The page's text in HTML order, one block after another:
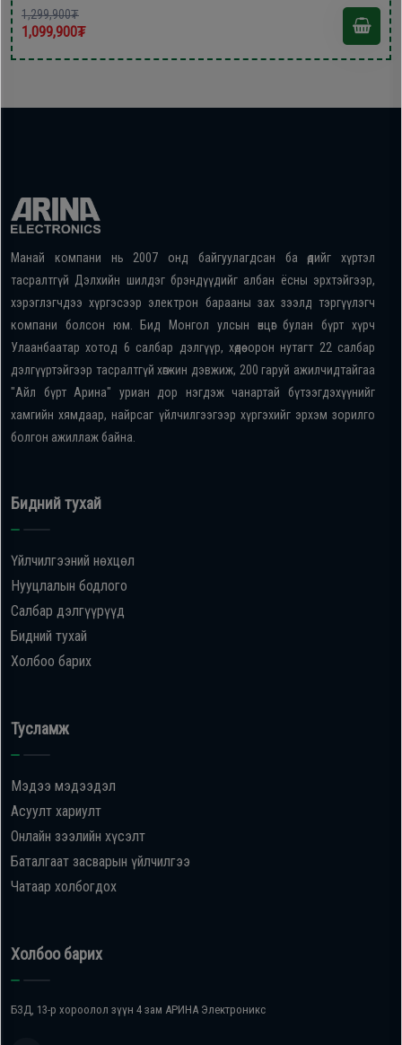
1,299,900₮
1,099,900₮
Манай компани нь 2007 онд байгуулагдсан ба өдийг хүртэл
тасралтгүй Дэлхийн шилдэг брэндүүдийг албан ёсны эрхтэйгээр,
хэрэглэгчдээ хүргэсээр электрон барааны зах зээлд тэргүүлэгч
компани болсон юм. Бид Монгол улсын өнцөг булан бүрт хүрч
Улаанбаатар хотод 6 салбар дэлгүүр, хөдөө орон нутагт 22 салбар
дэлгүүртэйгээр тасралтгүй хөгжин дэвжиж, 200 гаруй ажилчидтайгаа
"Айл бүрт Арина" уриан дор нэгдэж чанартай бүтээгдэхүүнийг
хамгийн хямдаар, найрсаг үйлчилгээгээр хүргэхийг эрхэм зорилго
болгон ажиллаж байна.
Бидний тухай
Үйлчилгээний нөхцөл
Нууцлалын бодлого
Салбар дэлгүүрүүд
Бидний тухай
Холбоо барих
Тусламж
Мэдээ мэдээдэл
Асуулт хариулт
Онлайн зээлийн хүсэлт
Баталгаат засварын үйлчилгээ
Чатаар холбогдох
Холбоо барих
БЗД, 13-р хороолол зүүн 4 зам АРИНА Электроникс